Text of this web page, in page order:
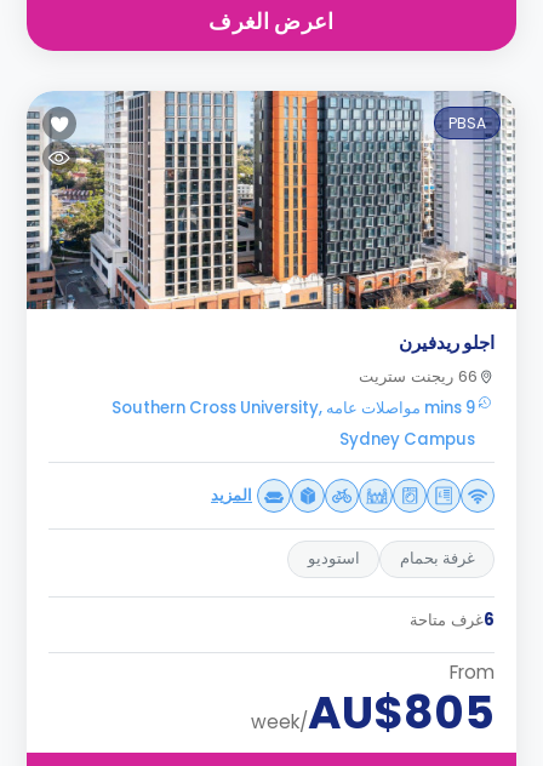
اعرض الغرف
PBSA
اجلو ريدفيرن
66 ريجنت ستريت
9 mins مواصلات عامه Southern Cross University,
Sydney Campus
المزيد
غرفة بحمام استوديو
6غرف متاحة
From
AU$805
/week